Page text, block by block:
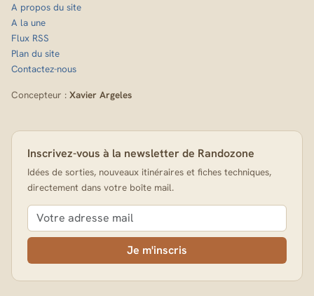
A propos du site
A la une
Flux RSS
Plan du site
Contactez-nous
Concepteur : Xavier Argeles
Inscrivez-vous à la newsletter de Randozone
Idées de sorties, nouveaux itinéraires et fiches techniques,
directement dans votre boîte mail.
Je m'inscris